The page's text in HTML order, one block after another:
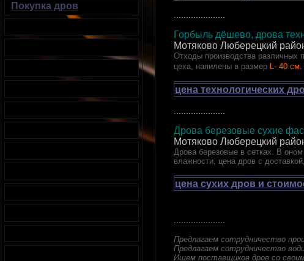
.....................
Горбыль дёшево, дрова
Мотяково Люберецкий
Отходы производства различных
цеха, напилены в размер L- 40 см.
цена технологических
.....................
Дрова березовые сухие
Мотяково Люберецкий
Дрова березовые в сетках. В
влажности, цена дров с
цена сухих дров и
.....................
Предлагаем сотрудничество
Предлагаем сотрудничество
Ищем поставщиков дров со
Покупка дров